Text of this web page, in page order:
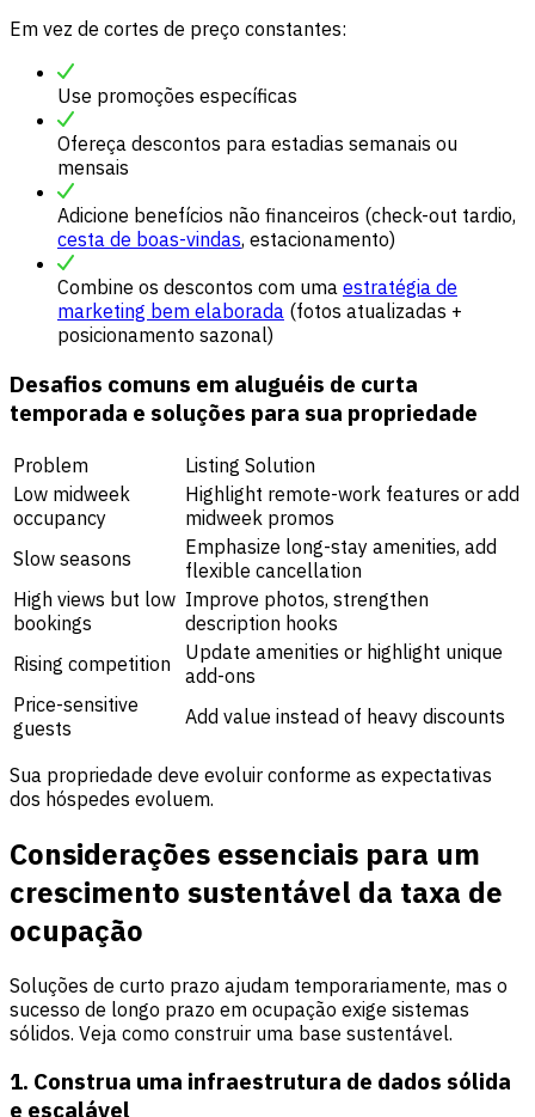
Em vez de cortes de preço constantes:
Use promoções específicas
Ofereça descontos para estadias semanais ou
mensais
Adicione benefícios não financeiros (check-out tardio,
cesta de boas-vindas, estacionamento)
Combine os descontos com uma estratégia de
marketing bem elaborada (fotos atualizadas +
posicionamento sazonal)
Desafios comuns em aluguéis de curta
temporada e soluções para sua propriedade
Problem
Listing Solution
Low midweek
occupancy
Highlight remote-work features or add
midweek promos
Slow seasons
Emphasize long-stay amenities, add
flexible cancellation
High views but low
bookings
Improve photos, strengthen
description hooks
Rising competition
Update amenities or highlight unique
add-ons
Price-sensitive
guests
Add value instead of heavy discounts
Sua propriedade deve evoluir conforme as expectativas
dos hóspedes evoluem.
Considerações essenciais para um
crescimento sustentável da taxa de
ocupação
Soluções de curto prazo ajudam temporariamente, mas o
sucesso de longo prazo em ocupação exige sistemas
sólidos. Veja como construir uma base sustentável.
1. Construa uma infraestrutura de dados sólida
e escalável